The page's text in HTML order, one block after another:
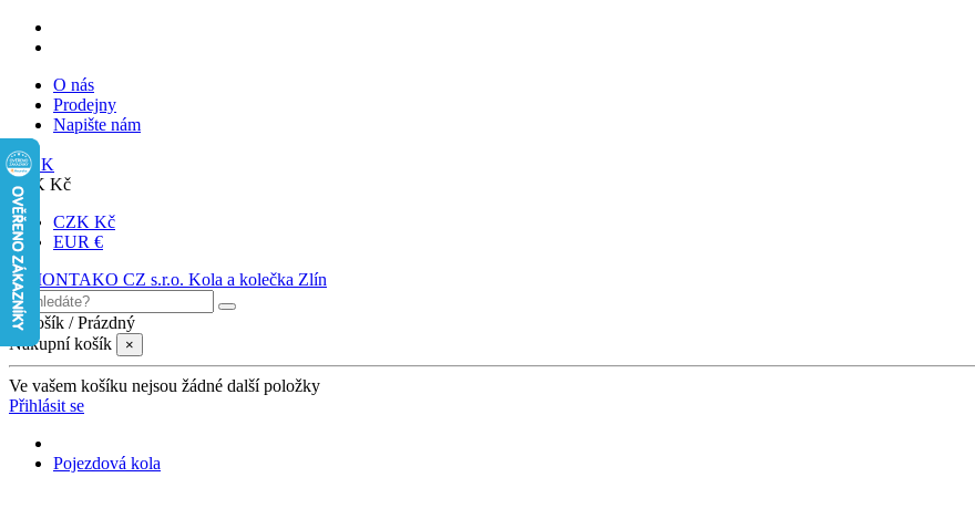
O nás
Prodejny
Napište nám
SK
CZK Kč
CZK Kč
EUR €
0 Košík /Prázdný
Nákupní košík
×
Ve vašem košíku nejsou žádné další položky
Přihlásit se
Pojezdová kola